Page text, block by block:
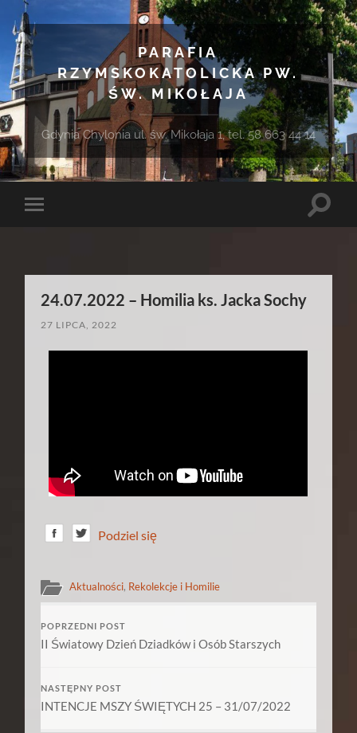
PARAFIA
RZYMSKOKATOLICKA PW.
ŚW. MIKOŁAJA
Gdynia Chylonia ul. św. Mikołaja 1, tel. 58 663 44 14
Toggle
Toggle
24.07.2022 – Homilia ks. Jacka Sochy
27 LIPCA, 2022
Podziel się
Aktualności, Rekolekcje i Homilie
POPRZEDNI POST
II Światowy Dzień Dziadków i Osób Starszych
NASTĘPNY POST
INTENCJE MSZY ŚWIĘTYCH 25 – 31/07/2022